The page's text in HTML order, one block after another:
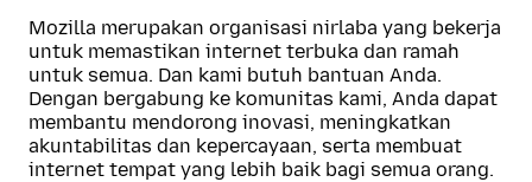
Mozilla merupakan organisasi nirlaba yang bekerja
untuk memastikan internet terbuka dan ramah
untuk semua. Dan kami butuh bantuan Anda.
Dengan bergabung ke komunitas kami, Anda dapat
membantu mendorong inovasi, meningkatkan
akuntabilitas dan kepercayaan, serta membuat
internet tempat yang lebih baik bagi semua orang.